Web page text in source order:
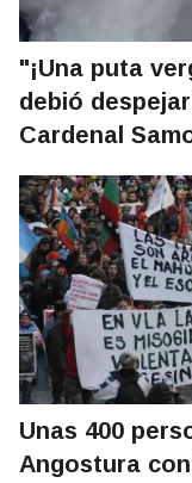
"¡Una puta
debió
Cardenal
Unas 400
Angostura